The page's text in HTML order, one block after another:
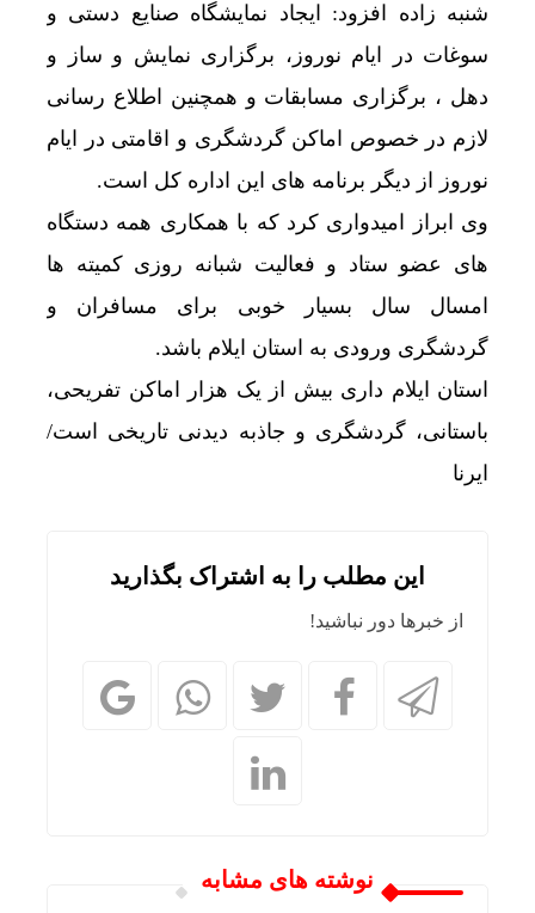
شنبه زاده افزود: ایجاد نمایشگاه صنایع دستی و
سوغات در ایام نوروز، برگزاری نمایش و ساز و
دهل ، برگزاری مسابقات و همچنین اطلاع رسانی
لازم در خصوص اماکن گردشگری و اقامتی در ایام
نوروز از دیگر برنامه های این اداره کل است.
وی ابراز امیدواری کرد که با همکاری همه دستگاه
های عضو ستاد و فعالیت شبانه روزی کمیته ها
امسال سال بسیار خوبی برای مسافران و
گردشگری ورودی به استان ایلام باشد.
استان ایلام داری بیش از یک هزار اماکن تفریحی،
باستانی، گردشگری و جاذبه دیدنی تاریخی است/
ایرنا
این مطلب را به اشتراک بگذارید
از خبرها دور نباشید!
نوشته های مشابه